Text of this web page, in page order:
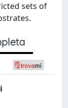
sets of